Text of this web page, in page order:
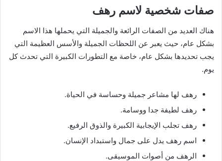
صفات شخصية لاسم رهف
هناك العديد من الصفات الرائعة والجميلة التي يحملها هذا الاسم
بشكل عام، حيث يعبر عن اللحظات الجميلة والأسس العظيمة التي
يجب تحديدها بشكل عام، خاصة مع التطورات الكبيرة التي تحدث كل
يوم.
رهف لها مشاعر جميلة وحساسة في الحياة.
رهف لطيفة جدا ووسامة.
رهف تجلب الإيجابية الكبيرة والذوق الرفيع.
اسم رهف يدل على جمال واستبداد الإنسان.
الرهف من أصوات الموسيقى.